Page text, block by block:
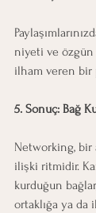
niyeti ve
ilham veren bir
5. Sonuç: Bağ
Networking, bir
ilişki ritmidir.
kurduğun
ortaklığa ya da